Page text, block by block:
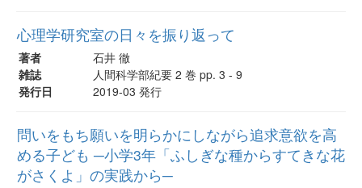
心理学研究室の日々を振り返って
著者
石井 徹
雑誌
人間科学部紀要 2 巻 pp. 3 - 9
発行日
2019-03 発行
問いをもち願いを明らかにしながら追求意欲を高
める子ども ─小学3年「ふしぎな種からすてきな花
がさくよ」の実践から─